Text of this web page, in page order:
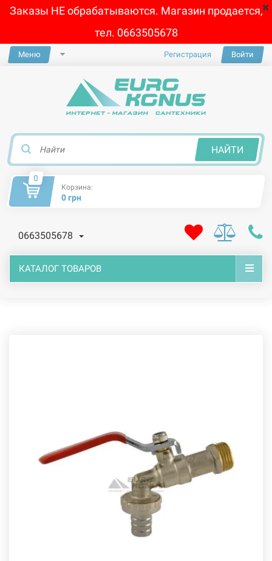
Заказы НЕ обрабатываются. Магазин продается,
тел. 0663505678
Меню Регистрация Войти
НАЙТИ
0
Корзина:
0 грн
0663505678
КАТАЛОГ ТОВАРОВ